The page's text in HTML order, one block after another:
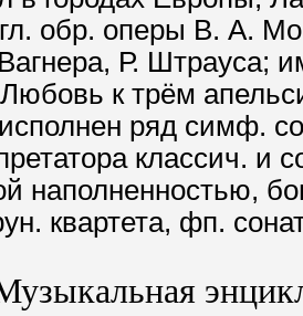
обр. оперы В. А.
Р. Штрауса;
к трём
ряд симф.
классич. и
наполненностью,
квартета, фп.